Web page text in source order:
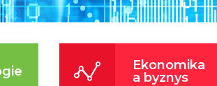
Ekonomika
a byznys